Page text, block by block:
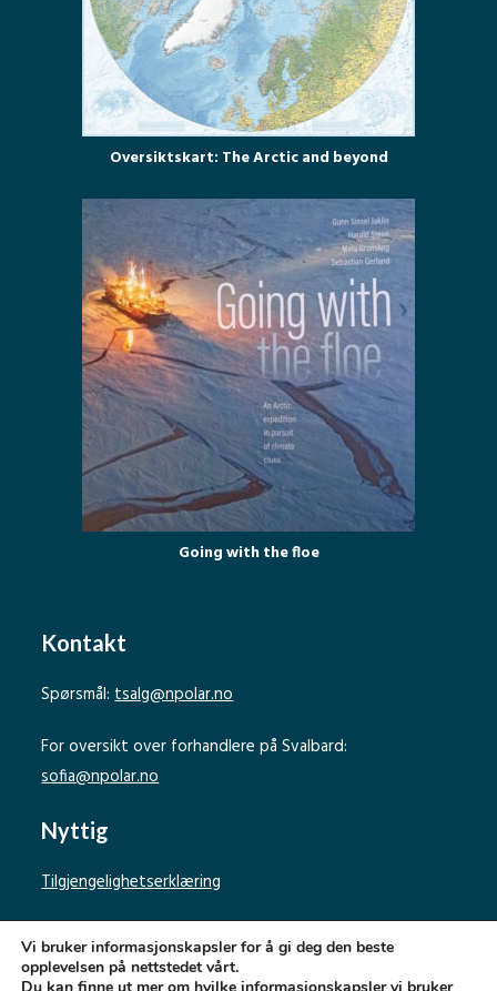
Oversiktskart: The Arctic and beyond
Going with the floe
Kontakt
Spørsmål:tsalg@npolar.no
For oversikt over forhandlere på Svalbard:
sofia@npolar.no
Nyttig
Tilgjengelighetserklæring
Personvernerklæring
Vi bruker informasjonskapsler for å gi deg den beste
opplevelsen på nettstedet vårt.